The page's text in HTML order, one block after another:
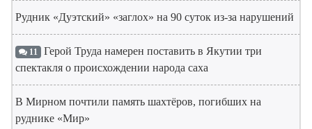
Рудник «Дуэтский» «заглох» на 90 суток из-за нарушений
11 Герой Труда намерен поставить в Якутии три
спектакля о происхождении народа саха
В Мирном почтили память шахтёров, погибших на
руднике «Мир»